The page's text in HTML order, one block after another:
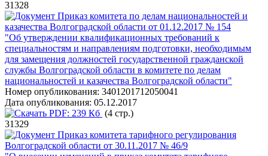
31328
Приказ комитета по делам национальностей и
казачества Волгоградской области от 01.12.2017 № 154
"Об утверждении квалификационных требований к
специальностям и направлениям подготовки, необходимым
для замещения должностей государственной гражданской
службы Волгоградской области в комитете по делам
национальностей и казачества Волгоградской области"
Номер опубликования: 3401201712050041
Дата опубликования: 05.12.2017
PDF: 239 Кб (4 стр.)
31329
Приказ комитета тарифного регулирования
Волгоградской области от 30.11.2017 № 46/9